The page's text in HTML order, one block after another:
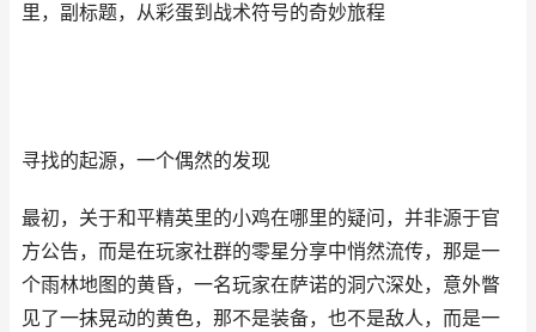
里，副标题，从彩蛋到战术符号的奇妙旅程
寻找的起源，一个偶然的发现
最初，关于和平精英里的小鸡在哪里的疑问，并非源于官
方公告，而是在玩家社群的零星分享中悄然流传，那是一
个雨林地图的黄昏，一名玩家在萨诺的洞穴深处，意外瞥
见了一抹晃动的黄色，那不是装备，也不是敌人，而是一